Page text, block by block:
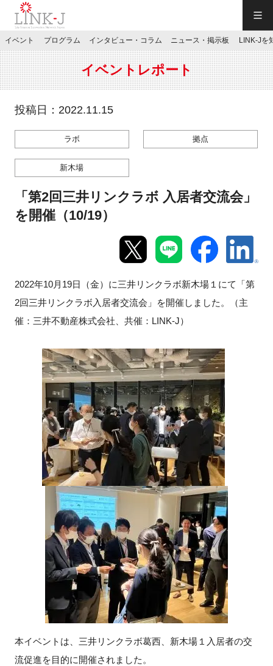
JP／EN
特別会員専用メニュー
お問い合わせ
イベント
プログラム
インタビュー・コラム
ニュース・掲示板
LINK-Jを知る
施設・アクセス
イベントお知らせメール登録
イベント プログラム インタビュー・コラム ニュース・掲示板 LINK-Jを
イベントレポート
投稿日：2022.11.15
ラボ 拠点
新木場
「第2回三井リンクラボ 入居者交流会」
を開催（10/19）
2022年10月19日（金）に三井リンクラボ新木場１にて「第
2回三井リンクラボ入居者交流会」を開催しました。（主
催：三井不動産株式会社、共催：LINK-J）
本イベントは、三井リンクラボ葛西、新木場１入居者の交
流促進を目的に開催されました。